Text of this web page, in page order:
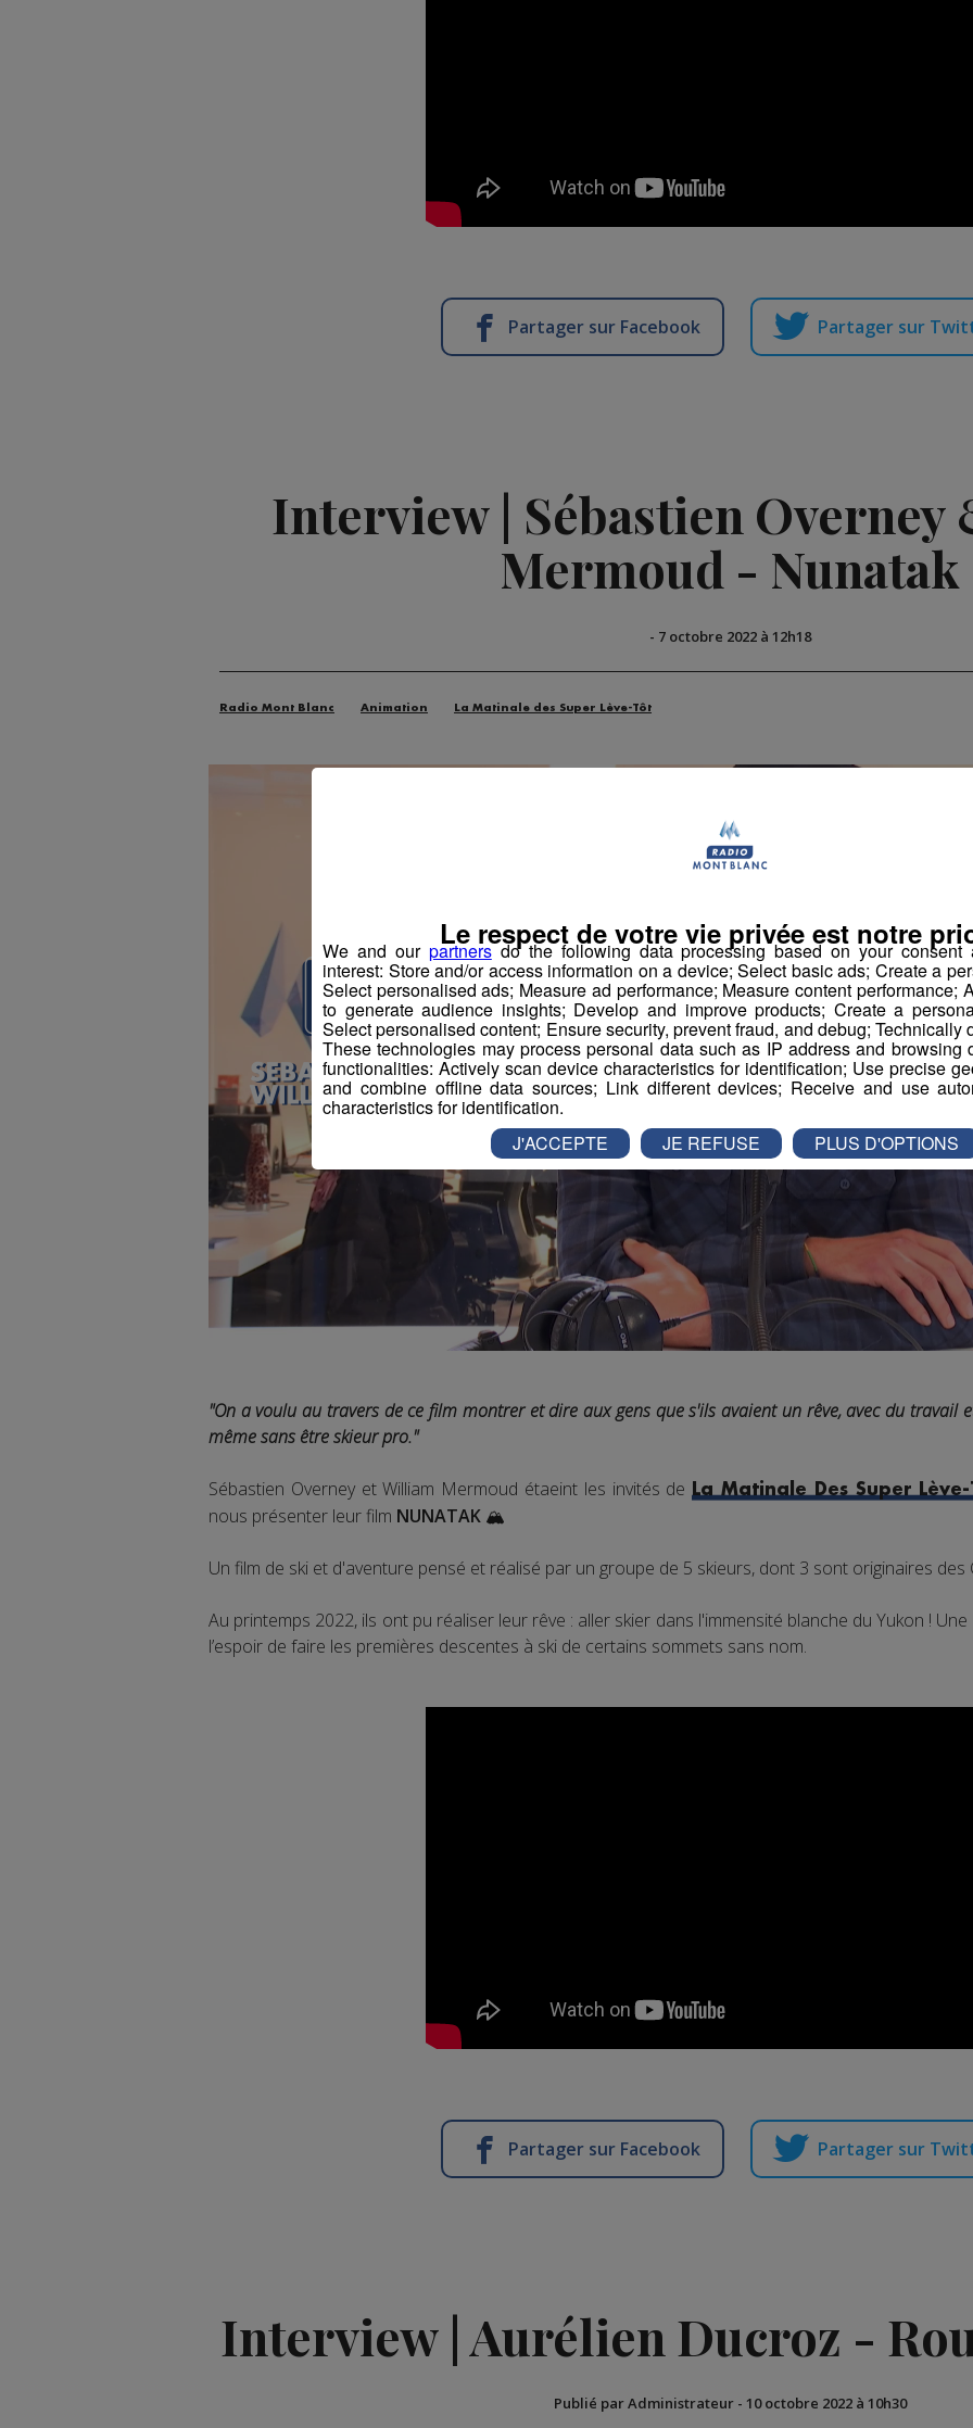
Partager sur Facebook Partager sur
Interview | Sébastien
Mermoud - Nunatak
- 7 octobre 2022 à 12h18
Radio Mont Blanc Animation La Matinale des Super Lève-Tôt
"On a voulu au travers de ce film montrer et dire aux gens que s'ils avaient un rêve, avec du
même sans être skieur pro."
Sébastien Overney et William Mermoud étaeint les invités de La Matinale Des Super
nous présenter leur film NUNATAK 🏔️
Un film de ski et d'aventure pensé et réalisé par un groupe de 5 skieurs, dont 3 sont originaires
Au printemps 2022, ils ont pu réaliser leur rêve : aller skier dans l'immensité blanche du Yukon !
l’espoir de faire les premières descentes à ski de certains sommets sans nom.
Partager sur Facebook Partager sur
Interview | Aurélien Ducroz -
Publié par Administrateur- 10 octobre 2022 à 10h30
We and our partnersdo the following data processing based on your consent
interest: Store and/or access information on a device; Select basic ads; Create a
Select personalised ads; Measure ad performance; Measure content performance;
to generate audience insights; Develop and improve products; Create a
Select personalised content; Ensure security, prevent fraud, and debug; Technically
These technologies may process personal data such as IP address and browsing
functionalities: Actively scan device characteristics for identification; Use precise
and combine offline data sources; Link different devices; Receive and use
characteristics for identification.
Le respect de votre vie privée est notre
J'ACCEPTE JE REFUSE PLUS D'OPTIONS